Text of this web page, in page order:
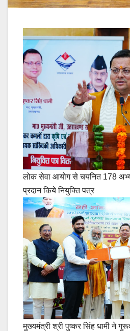
लोक सेवा आयोग से चयनित 178
प्रदान किये नियुक्ति पत्र
मुख्यमंत्री श्री पुष्कर सिंह धामी ने